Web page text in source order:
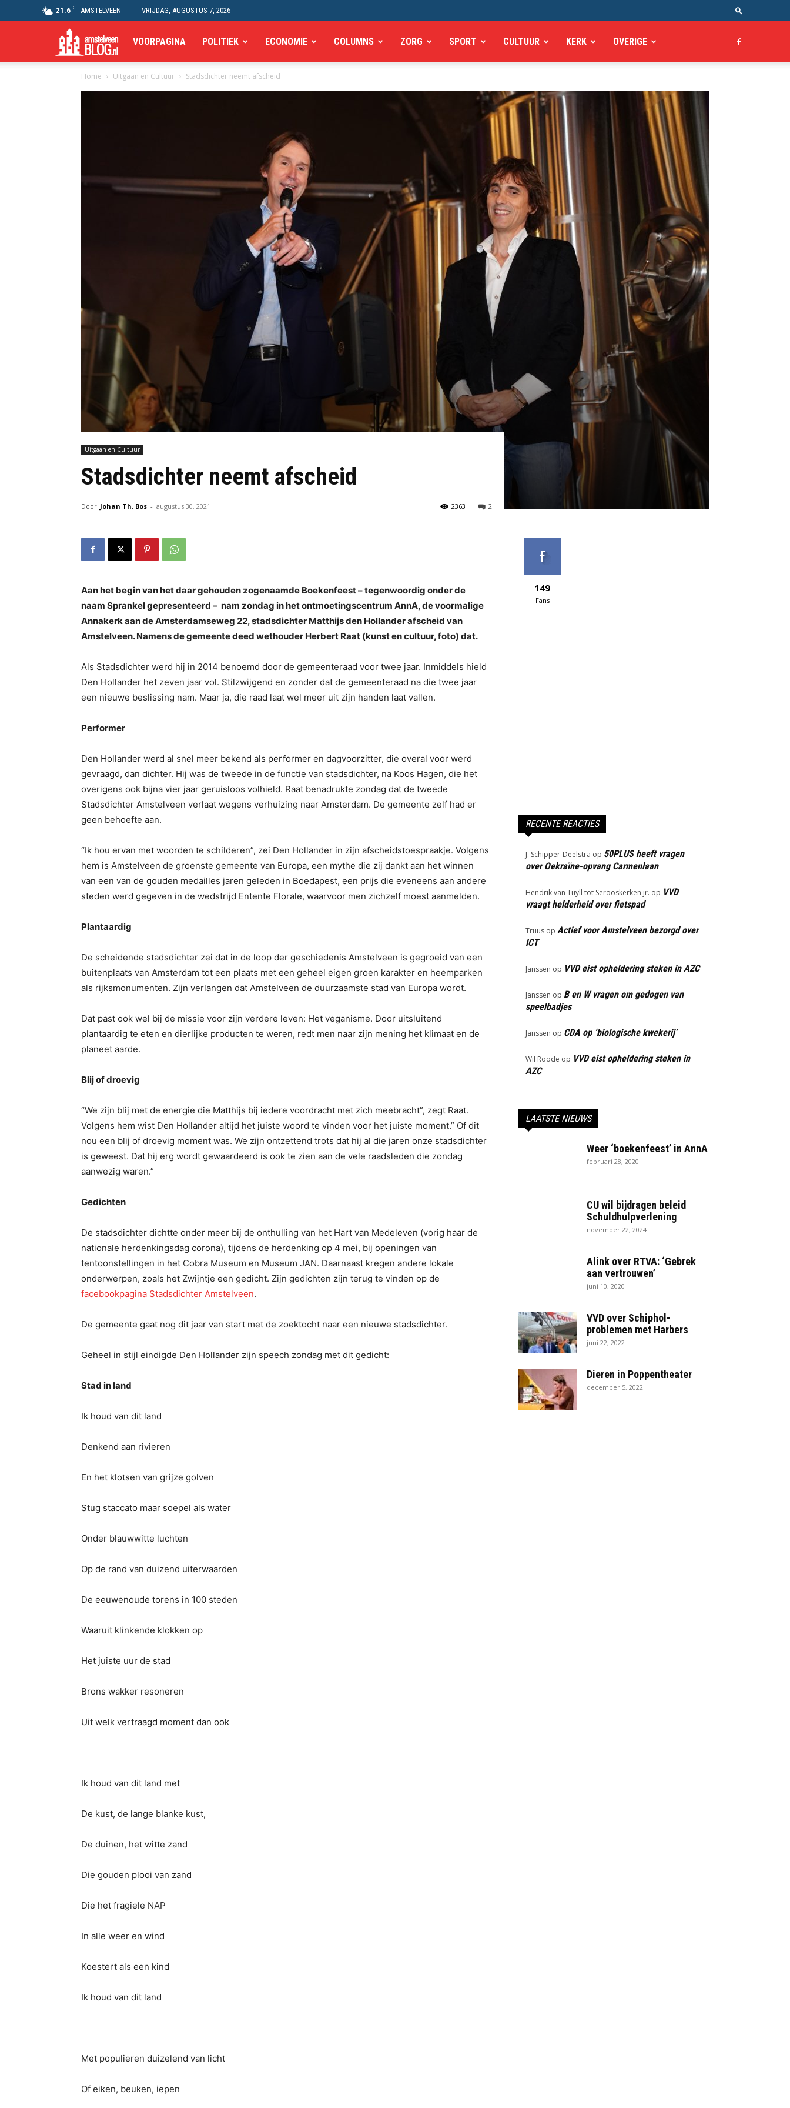
21.6 C AMSTELVEEN VRIJDAG, AUGUSTUS 7, 2026
Amstelveen
Blog
VOORPAGINA POLITIEK ECONOMIE COLUMNS ZORG SPORT CULTUUR KERK OVERIGE
Home Uitgaan en Cultuur Stadsdichter neemt afscheid
Uitgaan en Cultuur
Stadsdichter neemt afscheid
Door Johan Th. Bos - augustus 30, 2021 2
2363
Aan het begin van het daar gehouden zogenaamde Boekenfeest – tegenwoordig onder de
naam Sprankel gepresenteerd – nam zondag in het ontmoetingscentrum AnnA, de voormalige
Annakerk aan de Amsterdamseweg 22, stadsdichter Matthijs den Hollander afscheid van
Amstelveen. Namens de gemeente deed wethouder Herbert Raat (kunst en cultuur, foto) dat.
Als Stadsdichter werd hij in 2014 benoemd door de gemeenteraad voor twee jaar. Inmiddels hield
Den Hollander het zeven jaar vol. Stilzwijgend en zonder dat de gemeenteraad na die twee jaar
een nieuwe beslissing nam. Maar ja, die raad laat wel meer uit zijn handen laat vallen.
Performer
Den Hollander werd al snel meer bekend als performer en dagvoorzitter, die overal voor werd
gevraagd, dan dichter. Hij was de tweede in de functie van stadsdichter, na Koos Hagen, die het
overigens ook bijna vier jaar geruisloos volhield. Raat benadrukte zondag dat de tweede
Stadsdichter Amstelveen verlaat wegens verhuizing naar Amsterdam. De gemeente zelf had er
geen behoefte aan.
“Ik hou ervan met woorden te schilderen”, zei Den Hollander in zijn afscheidstoespraakje. Volgens
hem is Amstelveen de groenste gemeente van Europa, een mythe die zij dankt aan het winnen
van een van de gouden medailles jaren geleden in Boedapest, een prijs die eveneens aan andere
steden werd gegeven in de wedstrijd Entente Florale, waarvoor men zichzelf moest aanmelden.
Plantaardig
De scheidende stadsdichter zei dat in de loop der geschiedenis Amstelveen is gegroeid van een
buitenplaats van Amsterdam tot een plaats met een geheel eigen groen karakter en heemparken
als rijksmonumenten. Zijn verlangen dat Amstelveen de duurzaamste stad van Europa wordt.
Dat past ook wel bij de missie voor zijn verdere leven: Het veganisme. Door uitsluitend
plantaardig te eten en dierlijke producten te weren, redt men naar zijn mening het klimaat en de
planeet aarde.
Blij of droevig
“We zijn blij met de energie die Matthijs bij iedere voordracht met zich meebracht”, zegt Raat.
Volgens hem wist Den Hollander altijd het juiste woord te vinden voor het juiste moment.” Of dit
nou een blij of droevig moment was. We zijn ontzettend trots dat hij al die jaren onze stadsdichter
is geweest. Dat hij erg wordt gewaardeerd is ook te zien aan de vele raadsleden die zondag
aanwezig waren.”
Gedichten
De stadsdichter dichtte onder meer bij de onthulling van het Hart van Medeleven (vorig haar de
nationale herdenkingsdag corona), tijdens de herdenking op 4 mei, bij openingen van
tentoonstellingen in het Cobra Museum en Museum JAN. Daarnaast kregen andere lokale
onderwerpen, zoals het Zwijntje een gedicht. Zijn gedichten zijn terug te vinden op de
facebookpagina Stadsdichter Amstelveen.
De gemeente gaat nog dit jaar van start met de zoektocht naar een nieuwe stadsdichter.
Geheel in stijl eindigde Den Hollander zijn speech zondag met dit gedicht:
Stad in land
Ik houd van dit land
Denkend aan rivieren
En het klotsen van grijze golven
Stug staccato maar soepel als water
Onder blauwwitte luchten
Op de rand van duizend uiterwaarden
De eeuwenoude torens in 100 steden
Waaruit klinkende klokken op
Het juiste uur de stad
Brons wakker resoneren
Uit welk vertraagd moment dan ook
Ik houd van dit land met
De kust, de lange blanke kust,
De duinen, het witte zand
Die gouden plooi van zand
Die het fragiele NAP
In alle weer en wind
Koestert als een kind
Ik houd van dit land
Met populieren duizelend van licht
Of eiken, beuken, iepen
149
Fans
RECENTE REACTIES
J. Schipper-Deelstra op 50PLUS heeft vragen
over Oekraïne-opvang Carmenlaan
Hendrik van Tuyll tot Serooskerken jr. op VVD
vraagt helderheid over fietspad
Truus op Actief voor Amstelveen bezorgd over
ICT
Janssen op VVD eist opheldering steken in AZC
Janssen op B en W vragen om gedogen van
speelbadjes
Janssen op CDA op ‘biologische kwekerij’
Wil Roode op VVD eist opheldering steken in
AZC
LAATSTE NIEUWS
Weer ‘boekenfeest’ in AnnA
februari 28, 2020
CU wil bijdragen beleid
Schuldhulpverlening
november 22, 2024
Alink over RTVA: ‘Gebrek
aan vertrouwen’
juni 10, 2020
VVD over Schiphol-
problemen met Harbers
juni 22, 2022
Dieren in Poppentheater
december 5, 2022